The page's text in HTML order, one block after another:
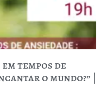
tempos de
o mundo?” |